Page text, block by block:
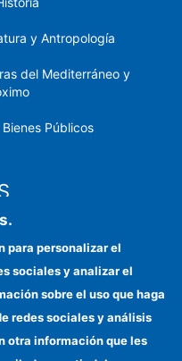
y Antropología
del Mediterráneo y
Públicos
para personalizar el
sociales y analizar el
sobre el uso que haga
redes sociales y análisis
otra información que les